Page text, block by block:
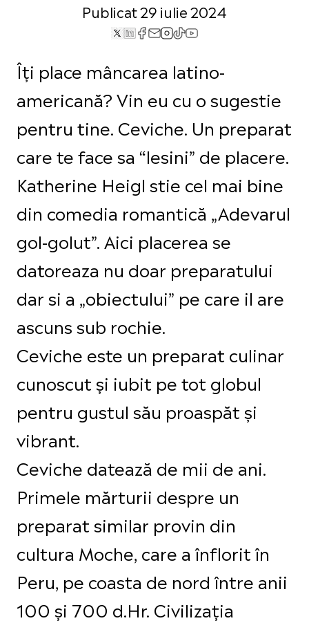
Publicat 29 iulie 2024
Îți place mâncarea latino-
americană? Vin eu cu o sugestie
pentru tine. Ceviche. Un preparat
care te face sa “lesini” de placere.
Katherine Heigl stie cel mai bine
din comedia romantică „Adevarul
gol-golut”. Aici placerea se
datoreaza nu doar preparatului
dar si a „obiectului” pe care il are
ascuns sub rochie.
Ceviche este un preparat culinar
cunoscut și iubit pe tot globul
pentru gustul său proaspăt și
vibrant.
Ceviche datează de mii de ani.
Primele mărturii despre un
preparat similar provin din
cultura Moche, care a înflorit în
Peru, pe coasta de nord între anii
100 și 700 d.Hr. Civilizația